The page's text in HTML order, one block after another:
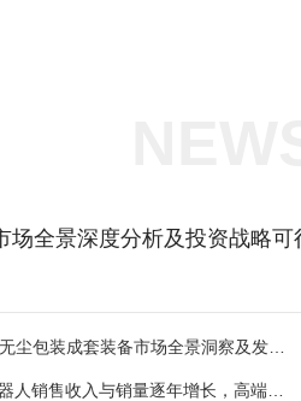
场全景深度分析及投资战略可
《新能源电池正负极超细粉体智能无尘包装成套装备市场全景洞察及发展趋势调研报告》
《国际AI全域智能水下立体清洁机器人销售收入与销量逐年增长，高端化、智能化趋势明显》